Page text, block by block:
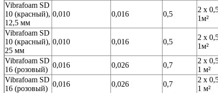
Vibrafoam SD
10 (красный),
12,5 мм
0,010 0,016 0,5
2 х
1м²
Vibrafoam SD
10 (красный),
25 мм
0,010 0,016 0,5
2 х
1м²
Vibrafoam SD
16 (розовый)
0,016 0,026 0,7
2 х
1 м²
Vibrafoam SD
16 (розовый)
0,016 0,026 0,7
2 х
1 м²